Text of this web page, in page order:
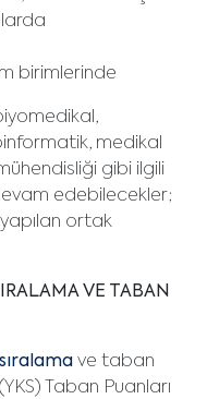
birimlerinde
medikal
gibi ilgili
edebilecekler;
yapılan ortak
VE TABAN
ve taban
Taban Puanları